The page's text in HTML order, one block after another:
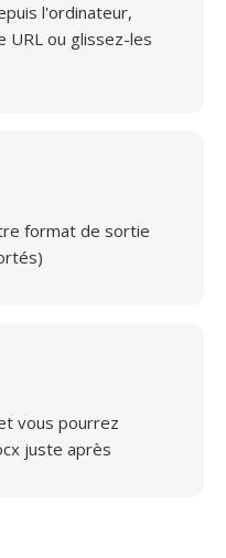
l'ordinateur,
URL ou glissez-les
format de sortie
vous pourrez
juste après